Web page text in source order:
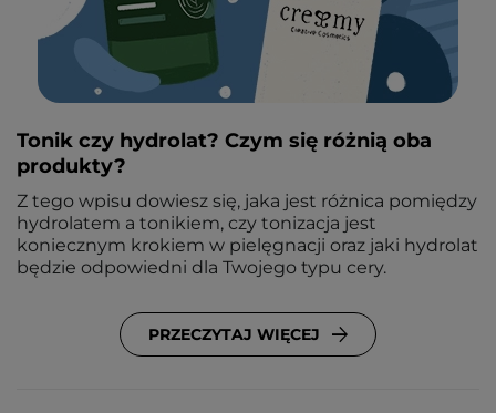
Tonik czy hydrolat? Czym się różnią oba
produkty?
Z tego wpisu dowiesz się, jaka jest różnica pomiędzy
hydrolatem a tonikiem, czy tonizacja jest
koniecznym krokiem w pielęgnacji oraz jaki hydrolat
będzie odpowiedni dla Twojego typu cery.
PRZECZYTAJ WIĘCEJ